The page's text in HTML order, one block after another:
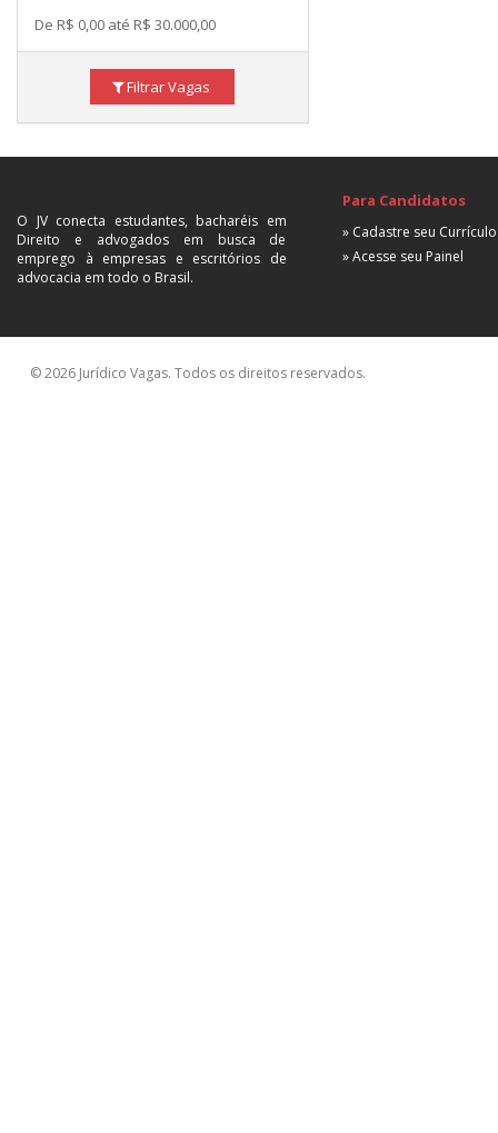
De R$ 0,00 até R$ 30.000,00
Filtrar Vagas
O JV conecta estudantes, bacharéis em
Direito e advogados em busca de
emprego à empresas e escritórios de
advocacia em todo o Brasil.
Para Candidatos
» Cadastre seu Currículo
» Acesse seu Painel
© 2026 Jurídico Vagas. Todos os direitos reservados.